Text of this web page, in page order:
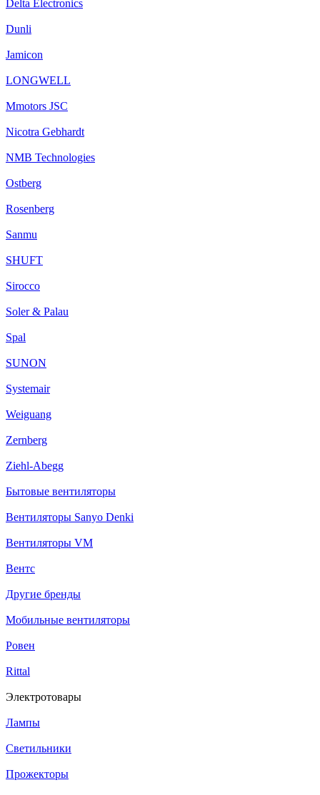
Delta Electronics
Dunli
Jamicon
LONGWELL
Mmotors JSC
Nicotra Gebhardt
NMB Technologies
Ostberg
Rosenberg
Sanmu
SHUFT
Sirocco
Soler & Palau
Spal
SUNON
Systemair
Weiguang
Zernberg
Ziehl-Abegg
Бытовые вентиляторы
Вентиляторы Sanyo Denki
Вентиляторы VM
Вентс
Другие бренды
Мобильные вентиляторы
Ровен
Rittal
Электротовары
Лампы
Светильники
Прожекторы